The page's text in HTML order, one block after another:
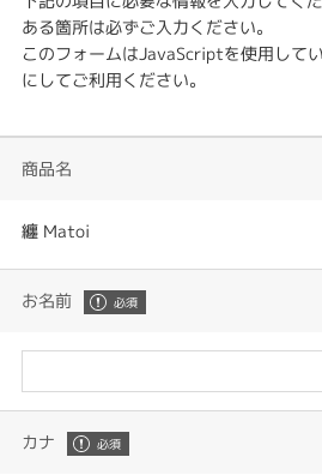
ある箇所は必ずご入力ください。
このフォームはJavaScriptを使用して
にしてご利用ください。
商品名
纏 Matoi
お名前
カナ